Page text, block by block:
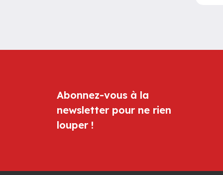
Abonnez-vous à la
newsletter pour ne rien
louper !